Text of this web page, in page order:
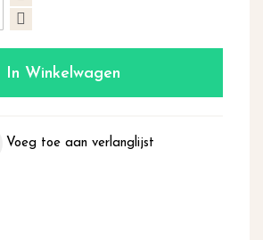
In Winkelwagen
Voeg toe aan verlanglijst